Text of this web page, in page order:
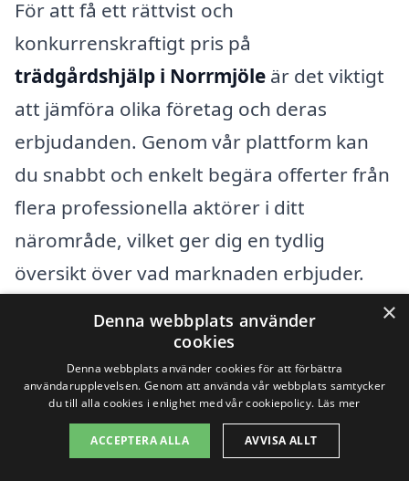
För att få ett rättvist och
konkurrenskraftigt pris på
trädgårdshjälp i Norrmjöle är det viktigt
att jämföra olika företag och deras
erbjudanden. Genom vår plattform kan
du snabbt och enkelt begära offerter från
flera professionella aktörer i ditt
närområde, vilket ger dig en tydlig
översikt över vad marknaden erbjuder.
att hitta det bästa alternativet som passar
både din budget och dina behov.
Sammanfattningsvis bör du tänka på flera
faktorer när du söker trädgårdshjälp i
×
Denna webbplats använder
cookies
Denna webbplats använder cookies för att förbättra
användarupplevelsen. Genom att använda vår webbplats samtycker
du till alla cookies i enlighet med vår cookiepolicy. Läs mer
ACCEPTERA ALLA AVVISA ALLT